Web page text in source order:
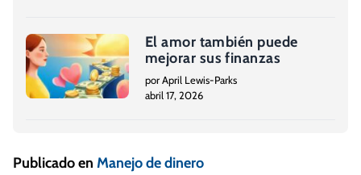
El amor también puede
mejorar sus finanzas
por April Lewis-Parks
abril 17, 2026
Publicado en Manejo de dinero